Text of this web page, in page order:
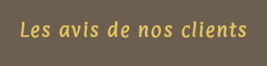
Les avis de nos clients